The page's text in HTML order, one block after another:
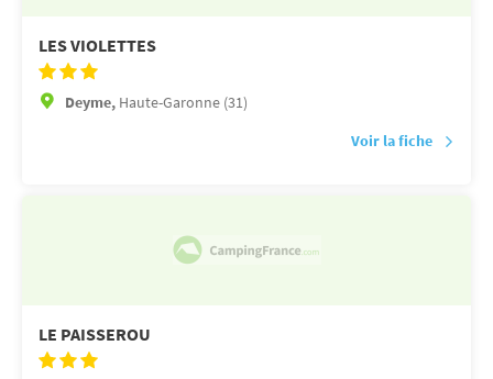
LES VIOLETTES
Deyme, Haute-Garonne (31)
Voir la fiche
LE PAISSEROU